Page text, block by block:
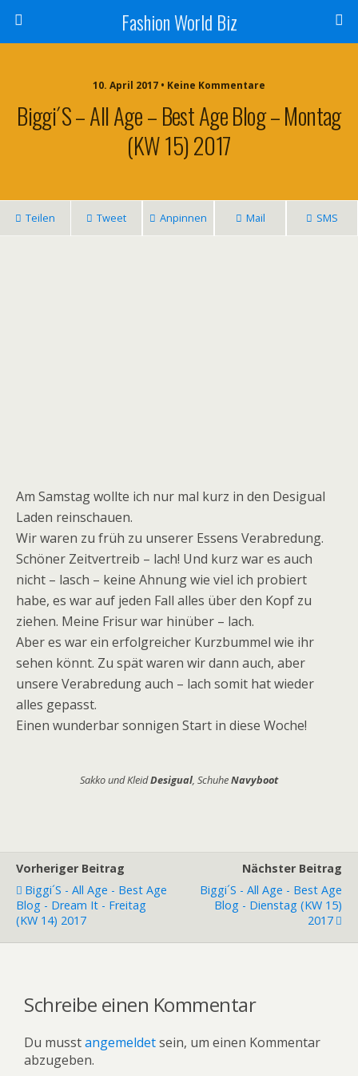
Fashion World Biz
10. April 2017 • Keine Kommentare
Biggi´s – All Age – Best Age Blog – Montag
(KW 15) 2017
Teilen Tweet Anpinnen Mail SMS
Am Samstag wollte ich nur mal kurz in den Desigual
Laden reinschauen.
Wir waren zu früh zu unserer Essens Verabredung.
Schöner Zeitvertreib – lach! Und kurz war es auch
nicht – lasch – keine Ahnung wie viel ich probiert
habe, es war auf jeden Fall alles über den Kopf zu
ziehen. Meine Frisur war hinüber – lach.
Aber es war ein erfolgreicher Kurzbummel wie ihr
sehen könnt. Zu spät waren wir dann auch, aber
unsere Verabredung auch – lach somit hat wieder
alles gepasst.
Einen wunderbar sonnigen Start in diese Woche!
Sakko und KleidDesigual, SchuheNavyboot
Vorheriger Beitrag
Biggi´s - All Age - Best Age
Blog - Dream It - Freitag
(KW 14) 2017
Nächster Beitrag
Biggi´s - All Age - Best Age
Blog - Dienstag (KW 15)
2017
Schreibe einen Kommentar
Du musstangemeldetsein, um einen Kommentar
abzugeben.